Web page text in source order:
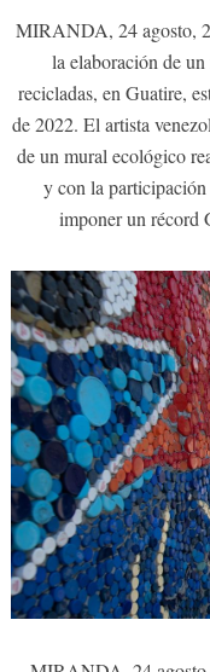
MIRANDA, 24 agosto,
la elaboración de
recicladas, en Guatire,
de 2022. El artista
de un mural ecológico
y con la participación
imponer un récord